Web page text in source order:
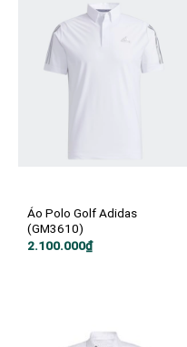
Áo Polo Golf Adidas
(GM3610)
2.100.000₫